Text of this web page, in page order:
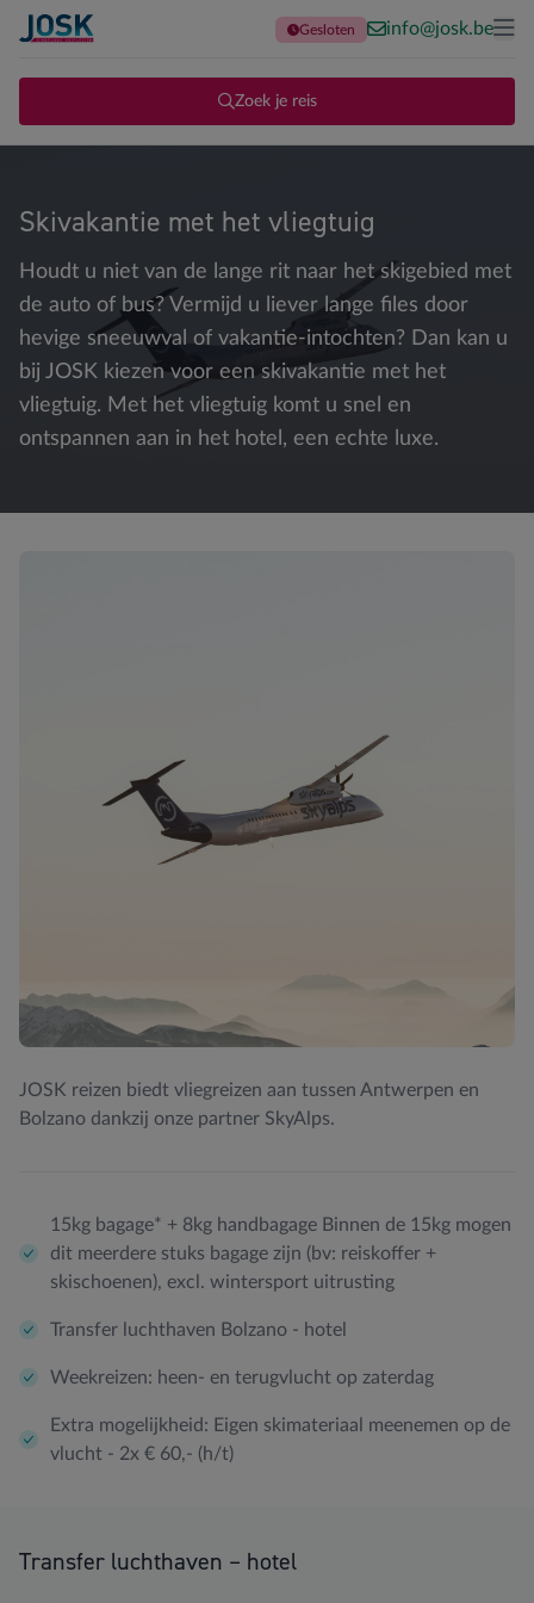
Terug naar de homepage
Gesloten info@josk.be
Zoek je reis
Skivakantie met het vliegtuig
Houdt u niet van de lange rit naar het skigebied met
de auto of bus? Vermijd u liever lange files door
hevige sneeuwval of vakantie-intochten? Dan kan u
bij JOSK kiezen voor een skivakantie met het
vliegtuig. Met het vliegtuig komt u snel en
ontspannen aan in het hotel, een echte luxe.
JOSK reizen biedt vliegreizen aan tussen Antwerpen en
Bolzano dankzij onze partner SkyAlps.
15kg bagage* + 8kg handbagage Binnen de 15kg mogen
dit meerdere stuks bagage zijn (bv: reiskoffer +
skischoenen), excl. wintersport uitrusting
Transfer luchthaven Bolzano - hotel
Weekreizen: heen- en terugvlucht op zaterdag
Extra mogelijkheid: Eigen skimateriaal meenemen op de
vlucht - 2x € 60,- (h/t)
Transfer luchthaven – hotel